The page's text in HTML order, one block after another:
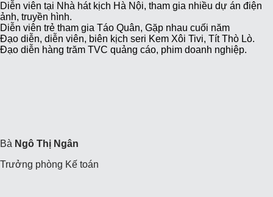
Diễn viên tại Nhà hát kịch Hà Nội, tham gia nhiều dự án điện
ảnh, truyền hình.
Diễn viên trẻ tham gia Táo Quân, Gặp nhau cuối năm
Đạo diễn, diễn viên, biên kịch seri Kem Xôi Tivi, Tít Thò Lò.
Đạo diễn hàng trăm TVC quảng cáo, phim doanh nghiệp.
Bà Ngô Thị Ngân
Trưởng phòng Kế toán